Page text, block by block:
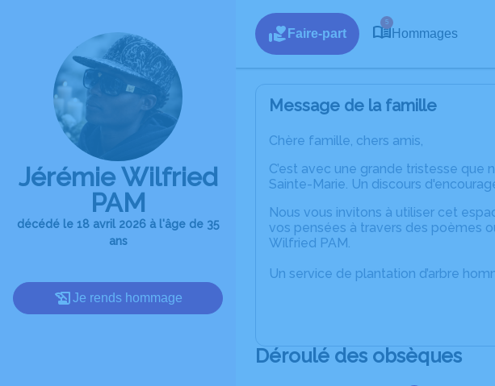
Jérémie Wilfried
PAM
décédé le 18 avril 2026 à l'âge de 35
ans
Je rends hommage
Faire-part
5
Hommages
Message de la famille
Chère famille, chers amis,
C’est avec une grande tristesse
Sainte-Marie. Un discours
Nous vous invitons à utiliser cet
vos pensées à travers des poèmes
Wilfried PAM.
Un service de plantation d’arbre
Déroulé des obsèques